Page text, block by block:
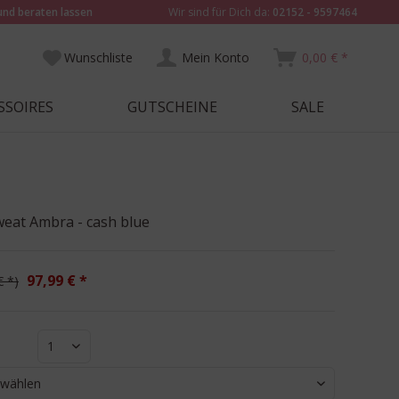
beraten lassen Wir sind für Dich da: 02152 - 9597464
Wunschliste Mein Konto 0,00 € *
GUTSCHEINE SALE
Ambra - cash blue
* 97,99 € *
1